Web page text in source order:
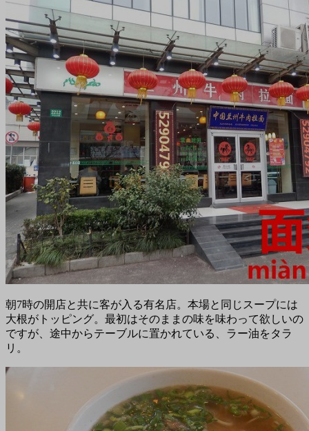
朝7時の開店と共に客が入る有名店。本場と同じスープには
大根がトッピング。最初はそのままの味を味わって欲しいの
ですが、途中からテーブルに置かれている、ラー油をタラ
リ。